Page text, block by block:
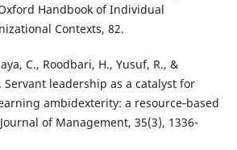
Handbook of Individual
Contexts, 82.
C., Roodbari, H., Yusuf, R., &
Servant leadership as a catalyst for
ambidexterity: a resource‐based
of Management, 35(3), 1336-